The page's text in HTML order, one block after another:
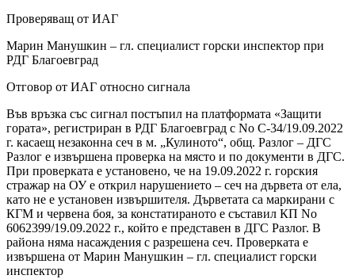
Проверяващ от ИАГ
Марин Манушкин – гл. специалист горски инспектор при
РДГ Благоевград
Отговор от ИАГ относно сигнала
Във връзка със сигнал постъпил на платформата «Защити
гората», регистриран в РДГ Благоевград с No С-34/19.09.2022
г. касаещ незаконна сеч в м. „Кулиното“, общ. Разлог – ДГС
Разлог е извършена проверка на място и по документи в ДГС.
При проверката е установено, че на 19.09.2022 г. горския
стражар на ОУ е открил нарушението – сеч на дървета от ела,
като не е установен извършителя. Дърветата са маркирани с
КГМ и червена боя, за констатираното е съставил КП No
6062399/19.09.2022 г., който е представен в ДГС Разлог. В
района няма насаждения с разрешена сеч. Проверката е
извършена от Марин Манушкин – гл. специалист горски
инспектор